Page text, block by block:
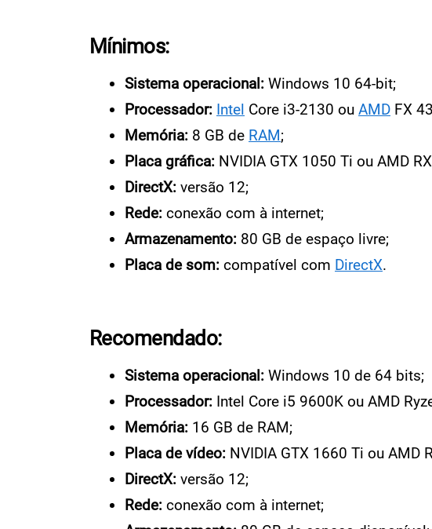
Mínimos:
Sistema operacional: Windows 10 64-bit;
Processador: Intel Core i3-2130 ou AMD FX
Memória: 8 GB de RAM;
Placa gráfica: NVIDIA GTX 1050 Ti ou AMD
DirectX: versão 12;
Rede: conexão com à internet;
Armazenamento: 80 GB de espaço livre;
Placa de som: compatível com DirectX.
Recomendado:
Sistema operacional: Windows 10 de 64 bits;
Processador: Intel Core i5 9600K ou AMD
Memória: 16 GB de RAM;
Placa de vídeo: NVIDIA GTX 1660 Ti ou AMD
DirectX: versão 12;
Rede: conexão com à internet;